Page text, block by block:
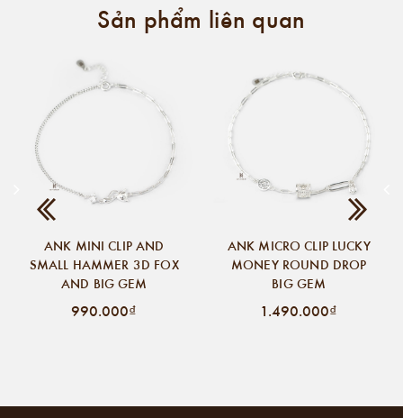
Sản phẩm liên quan
ANK MINI CLIP AND
SMALL HAMMER 3D FOX
AND BIG GEM
990.000₫
ANK MICRO CLIP LUCKY
MONEY ROUND DROP
BIG GEM
1.490.000₫